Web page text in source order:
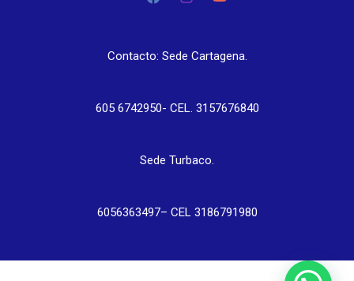
Contacto: Sede Cartagena.
605 6742950- CEL. 3157676840
Sede Turbaco.
6056363497– CEL 3186791980